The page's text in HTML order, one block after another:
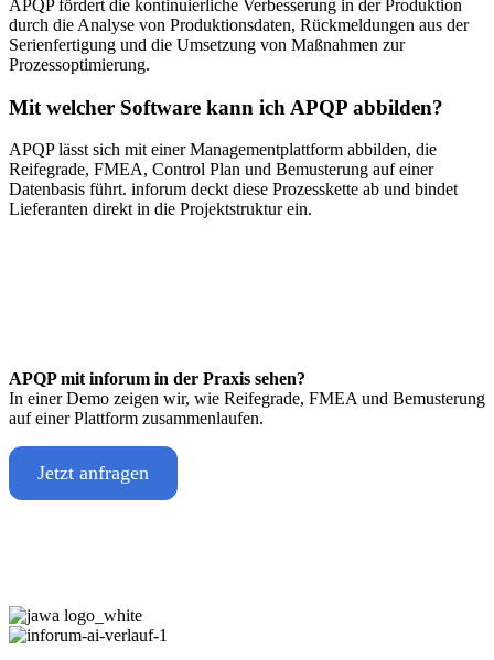
APQP fördert die kontinuierliche Verbesserung in der Produktion
durch die Analyse von Produktionsdaten, Rückmeldungen aus der
Serienfertigung und die Umsetzung von Maßnahmen zur
Prozessoptimierung.
Mit welcher Software kann ich APQP abbilden?
APQP lässt sich mit einer Managementplattform abbilden, die
Reifegrade, FMEA, Control Plan und Bemusterung auf einer
Datenbasis führt. inforum deckt diese Prozesskette ab und bindet
Lieferanten direkt in die Projektstruktur ein.
APQP mit inforum in der Praxis sehen?
In einer Demo zeigen wir, wie Reifegrade, FMEA und Bemusterung
auf einer Plattform zusammenlaufen.
Jetzt anfragen